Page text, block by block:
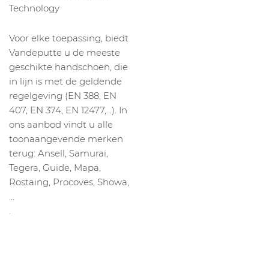
Technology
Voor elke toepassing, biedt
Vandeputte u de meeste
geschikte handschoen, die
in lijn is met de geldende
regelgeving (EN 388, EN
407, EN 374, EN 12477,…). In
ons aanbod vindt u alle
toonaangevende merken
terug: Ansell, Samurai,
Tegera, Guide, Mapa,
Rostaing, Procoves, Showa,
…
.